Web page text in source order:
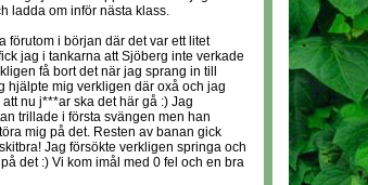
ladda om inför nästa klass.
förutom i början där det var ett litet
jag i tankarna att Sjöberg inte verkade
få bort det när jag sprang in till
hjälpte mig verkligen där oxå och jag
nu j***ar ska det här gå :) Jag
trillade i första svängen men han
mig på det. Resten av banan gick
Jag försökte verkligen springa och
det :) Vi kom imål med 0 fel och en bra